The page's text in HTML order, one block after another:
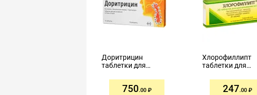
Доритрицин
таблетки для
750.00
Хлорофиллипт
таблетки для
№20
247.00